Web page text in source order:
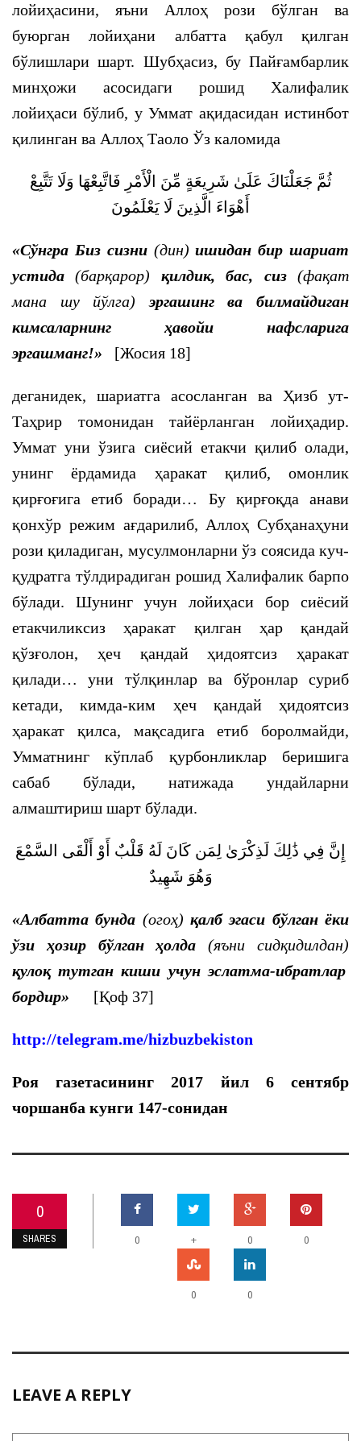
лойиҳасини, яъни Аллоҳ рози бўлган ва
буюрган лойиҳани албатта қабул қилган
бўлишлари шарт. Шубҳасиз, бу Пайғамбарлик
минҳожи асосидаги рошид Халифалик
лойиҳаси бўлиб, у Уммат ақидасидан истинбот
қилинган ва Аллоҳ Таоло Ўз каломида
ثُمَّ جَعَلْنَاكَ عَلَىٰ شَرِيعَةٍ مِّنَ الْأَمْرِ فَاتَّبِعْهَا وَلَا تَتَّبِعْ
أَهْوَاءَ الَّذِينَ لَا يَعْلَمُونَ
«Сўнгра Биз сизни (дин) ишидан бир шариат
устида(барқарор) қилдик, бас, сиз(фақат
мана шу йўлга) эргашинг ва билмайдиган
кимсаларнинг ҳавойи нафсларига
эргашманг!» [Жосия 18]
деганидек, шариатга асосланган ва Ҳизб ут-
Таҳрир томонидан тайёрланган лойиҳадир.
Уммат уни ўзига сиёсий етакчи қилиб олади,
унинг ёрдамида ҳаракат қилиб, омонлик
қирғоғига етиб боради… Бу қирғоқда анави
қонхўр режим ағдарилиб, Аллоҳ Субҳанаҳуни
рози қиладиган, мусулмонларни ўз соясида куч-
қудратга тўлдирадиган рошид Халифалик барпо
бўлади. Шунинг учун лойиҳаси бор сиёсий
етакчиликсиз ҳаракат қилган ҳар қандай
қўзғолон, ҳеч қандай ҳидоятсиз ҳаракат
қилади… уни тўлқинлар ва бўронлар суриб
кетади, кимда-ким ҳеч қандай ҳидоятсиз
ҳаракат қилса, мақсадига етиб боролмайди,
Умматнинг кўплаб қурбонликлар беришига
сабаб бўлади, натижада ундайларни
алмаштириш шарт бўлади.
إِنَّ فِي ذَٰلِكَ لَذِكْرَىٰ لِمَن كَانَ لَهُ قَلْبٌ أَوْ أَلْقَى السَّمْعَ
وَهُوَ شَهِيدٌ
«Албатта бунда (огоҳ) қалб эгаси бўлган ёки
ўзи ҳозир бўлган ҳолда(яъни сидқидилдан)
қулоқ тутган киши учун эслатма-ибратлар
бордир» [Қоф 37]
http://telegram.me/hizbuzbekiston
Роя газетасининг 2017 йил 6 сентябр
чоршанба кунги 147-сонидан
0
SHARES 0 + 0 0
0 0
LEAVE A REPLY